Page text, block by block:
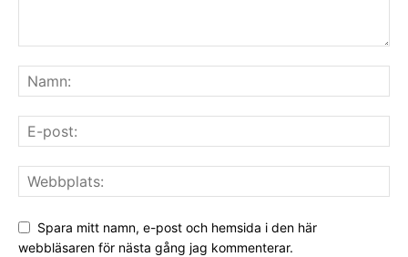
Spara mitt namn, e-post och hemsida i den här
webbläsaren för nästa gång jag kommenterar.